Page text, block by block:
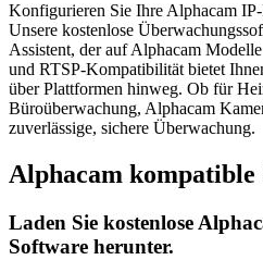
Konfigurieren Sie Ihre Alphacam
Unsere kostenlose
Assistent, der auf Alphacam
und RTSP-Kompatibilität bietet
über Plattformen hinweg. Ob für
Büroüberwachung, Alphacam
zuverlässige, sichere Überwachung.
Alphacam kompatible
Laden Sie kostenlose
Software herunter.